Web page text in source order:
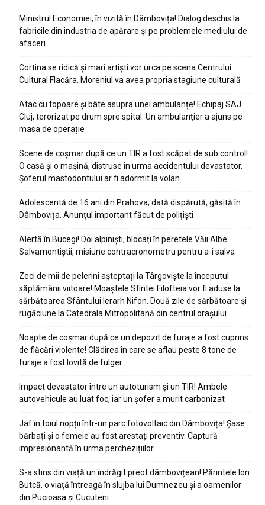
Ministrul Economiei, în vizită în Dâmbovița! Dialog deschis la
fabricile din industria de apărare și pe problemele mediului de
afaceri
Cortina se ridică și mari artiști vor urca pe scena Centrului
Cultural Flacăra. Moreniul va avea propria stagiune culturală
Atac cu topoare și bâte asupra unei ambulanțe! Echipaj SAJ
Cluj, terorizat pe drum spre spital. Un ambulanțier a ajuns pe
masa de operație
Scene de coșmar după ce un TIR a fost scăpat de sub control!
O casă și o mașină, distruse în urma accidentului devastator.
Șoferul mastodontului ar fi adormit la volan
Adolescentă de 16 ani din Prahova, dată dispărută, găsită în
Dâmbovița. Anunțul important făcut de polițiști
Alertă în Bucegi! Doi alpiniști, blocați în peretele Văii Albe.
Salvamontiștii, misiune contracronometru pentru a-i salva
Zeci de mii de pelerini așteptați la Târgoviște la începutul
săptămânii viitoare! Moaștele Sfintei Filofteia vor fi aduse la
sărbătoarea Sfântului Ierarh Nifon. Două zile de sărbătoare și
rugăciune la Catedrala Mitropolitană din centrul orașului
Noapte de coșmar după ce un depozit de furaje a fost cuprins
de flăcări violente! Clădirea în care se aflau peste 8 tone de
furaje a fost lovită de fulger
Impact devastator între un autoturism și un TIR! Ambele
autovehicule au luat foc, iar un șofer a murit carbonizat
Jaf în toiul nopții într-un parc fotovoltaic din Dâmbovița! Șase
bărbați și o femeie au fost arestați preventiv. Captură
impresionantă în urma perchezițiilor
S-a stins din viață un îndrăgit preot dâmbovițean! Părintele Ion
Butcă, o viață întreagă în slujba lui Dumnezeu și a oamenilor
din Pucioasa și Cucuteni